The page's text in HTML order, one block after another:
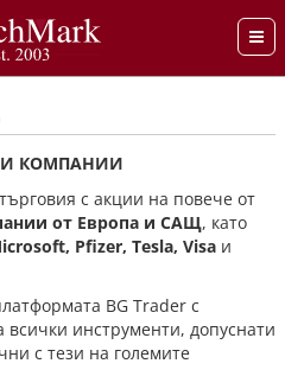
КОМПАНИИ
с акции на повече от
от Европа и САЩ, като
Pfizer, Tesla, Visa и
BG Trader с
инструменти, допуснати
с тези на големите